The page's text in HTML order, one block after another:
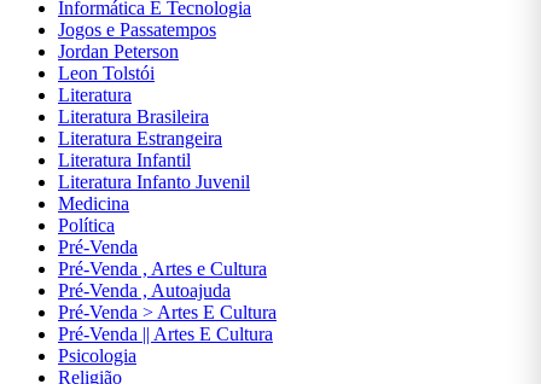
Informática E Tecnologia
Jogos e Passatempos
Jordan Peterson
Leon Tolstói
Literatura
Literatura Brasileira
Literatura Estrangeira
Literatura Infantil
Literatura Infanto Juvenil
Medicina
Política
Pré-Venda
Pré-Venda , Artes e Cultura
Pré-Venda , Autoajuda
Pré-Venda > Artes E Cultura
Pré-Venda || Artes E Cultura
Psicologia
Religião
BIOGRAFIAS
CIÊNCIAS
BIOLÓGICAS
E NATURAIS
CIÊNCIAS
EXATAS
CIÊNCIAS
HUMANAS
E SOCIAIS
COMUNICAÇÃO